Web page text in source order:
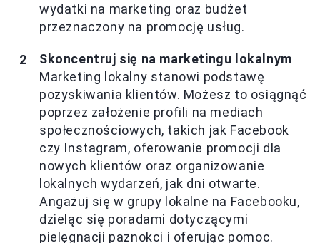
wydatki na marketing oraz budżet
przeznaczony na promocję usług.
Skoncentruj się na marketingu lokalnym
Marketing lokalny stanowi podstawę
pozyskiwania klientów. Możesz to osiągnąć
poprzez założenie profili na mediach
społecznościowych, takich jak Facebook
czy Instagram, oferowanie promocji dla
nowych klientów oraz organizowanie
lokalnych wydarzeń, jak dni otwarte.
Angażuj się w grupy lokalne na Facebooku,
dzieląc się poradami dotyczącymi
pielęgnacji paznokci i oferując pomoc.